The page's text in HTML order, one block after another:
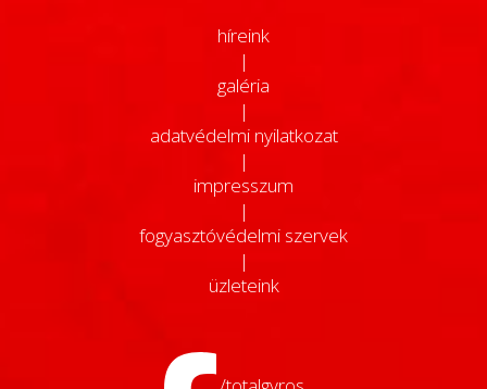
híreink
|
galéria
|
adatvédelmi nyilatkozat
|
impresszum
|
fogyasztóvédelmi szervek
|
üzleteink